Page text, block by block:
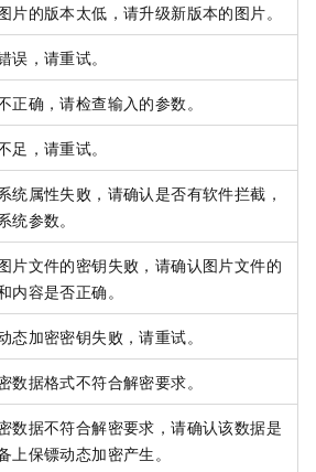
片的版本太低，请升级新版本的图片。
误，请重试。
正确，请检查输入的参数。
足，请重试。
统属性失败，请确认是否有软件拦截，
统参数。
片文件的密钥失败，请确认图片文件的
内容是否正确。
态加密密钥失败，请重试。
数据格式不符合解密要求。
数据不符合解密要求，请确认该数据是
上保镖动态加密产生。